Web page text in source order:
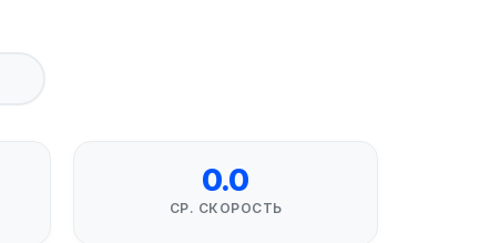
0.0
СР. СКОРОСТЬ